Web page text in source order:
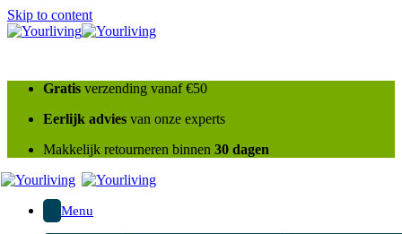
Skip to content
Gratis verzending vanaf €50
Eerlijk advies van onze experts
Makkelijk retourneren binnen 30 dagen
Menu